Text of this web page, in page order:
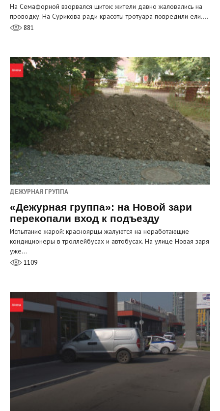
На Семафорной взорвался щиток: жители давно жаловались на
проводку. На Сурикова ради красоты тротуара повредили ели.…
881
ДЕЖУРНАЯ ГРУППА
«Дежурная группа»: на Новой зари
перекопали вход к подъезду
Испытание жарой: красноярцы жалуются на неработающие
кондиционеры в троллейбусах и автобусах. На улице Новая заря
уже…
1109